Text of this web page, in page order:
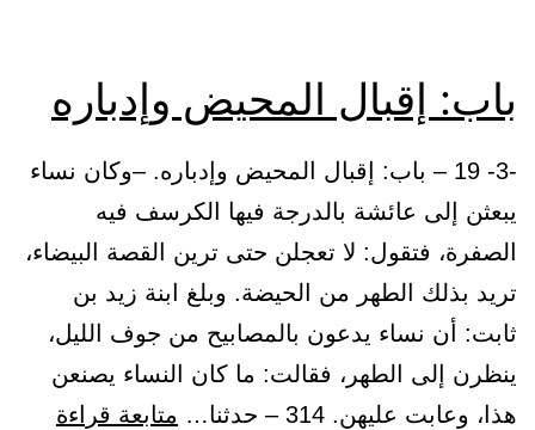
باب: إقبال المحيض وإدباره
-3- 19 – باب: إقبال المحيض وإدباره. –وكان نساء
يبعثن إلى عائشة بالدرجة فيها الكرسف فيه
الصفرة، فتقول: لا تعجلن حتى ترين القصة البيضاء،
تريد بذلك الطهر من الحيضة. وبلغ ابنة زيد بن
ثابت: أن نساء يدعون بالمصابيح من جوف الليل،
ينظرن إلى الطهر، فقالت: ما كان النساء يصنعن
هذا، وعابت عليهن. 314 – حدثنا…
متابعة قراءة